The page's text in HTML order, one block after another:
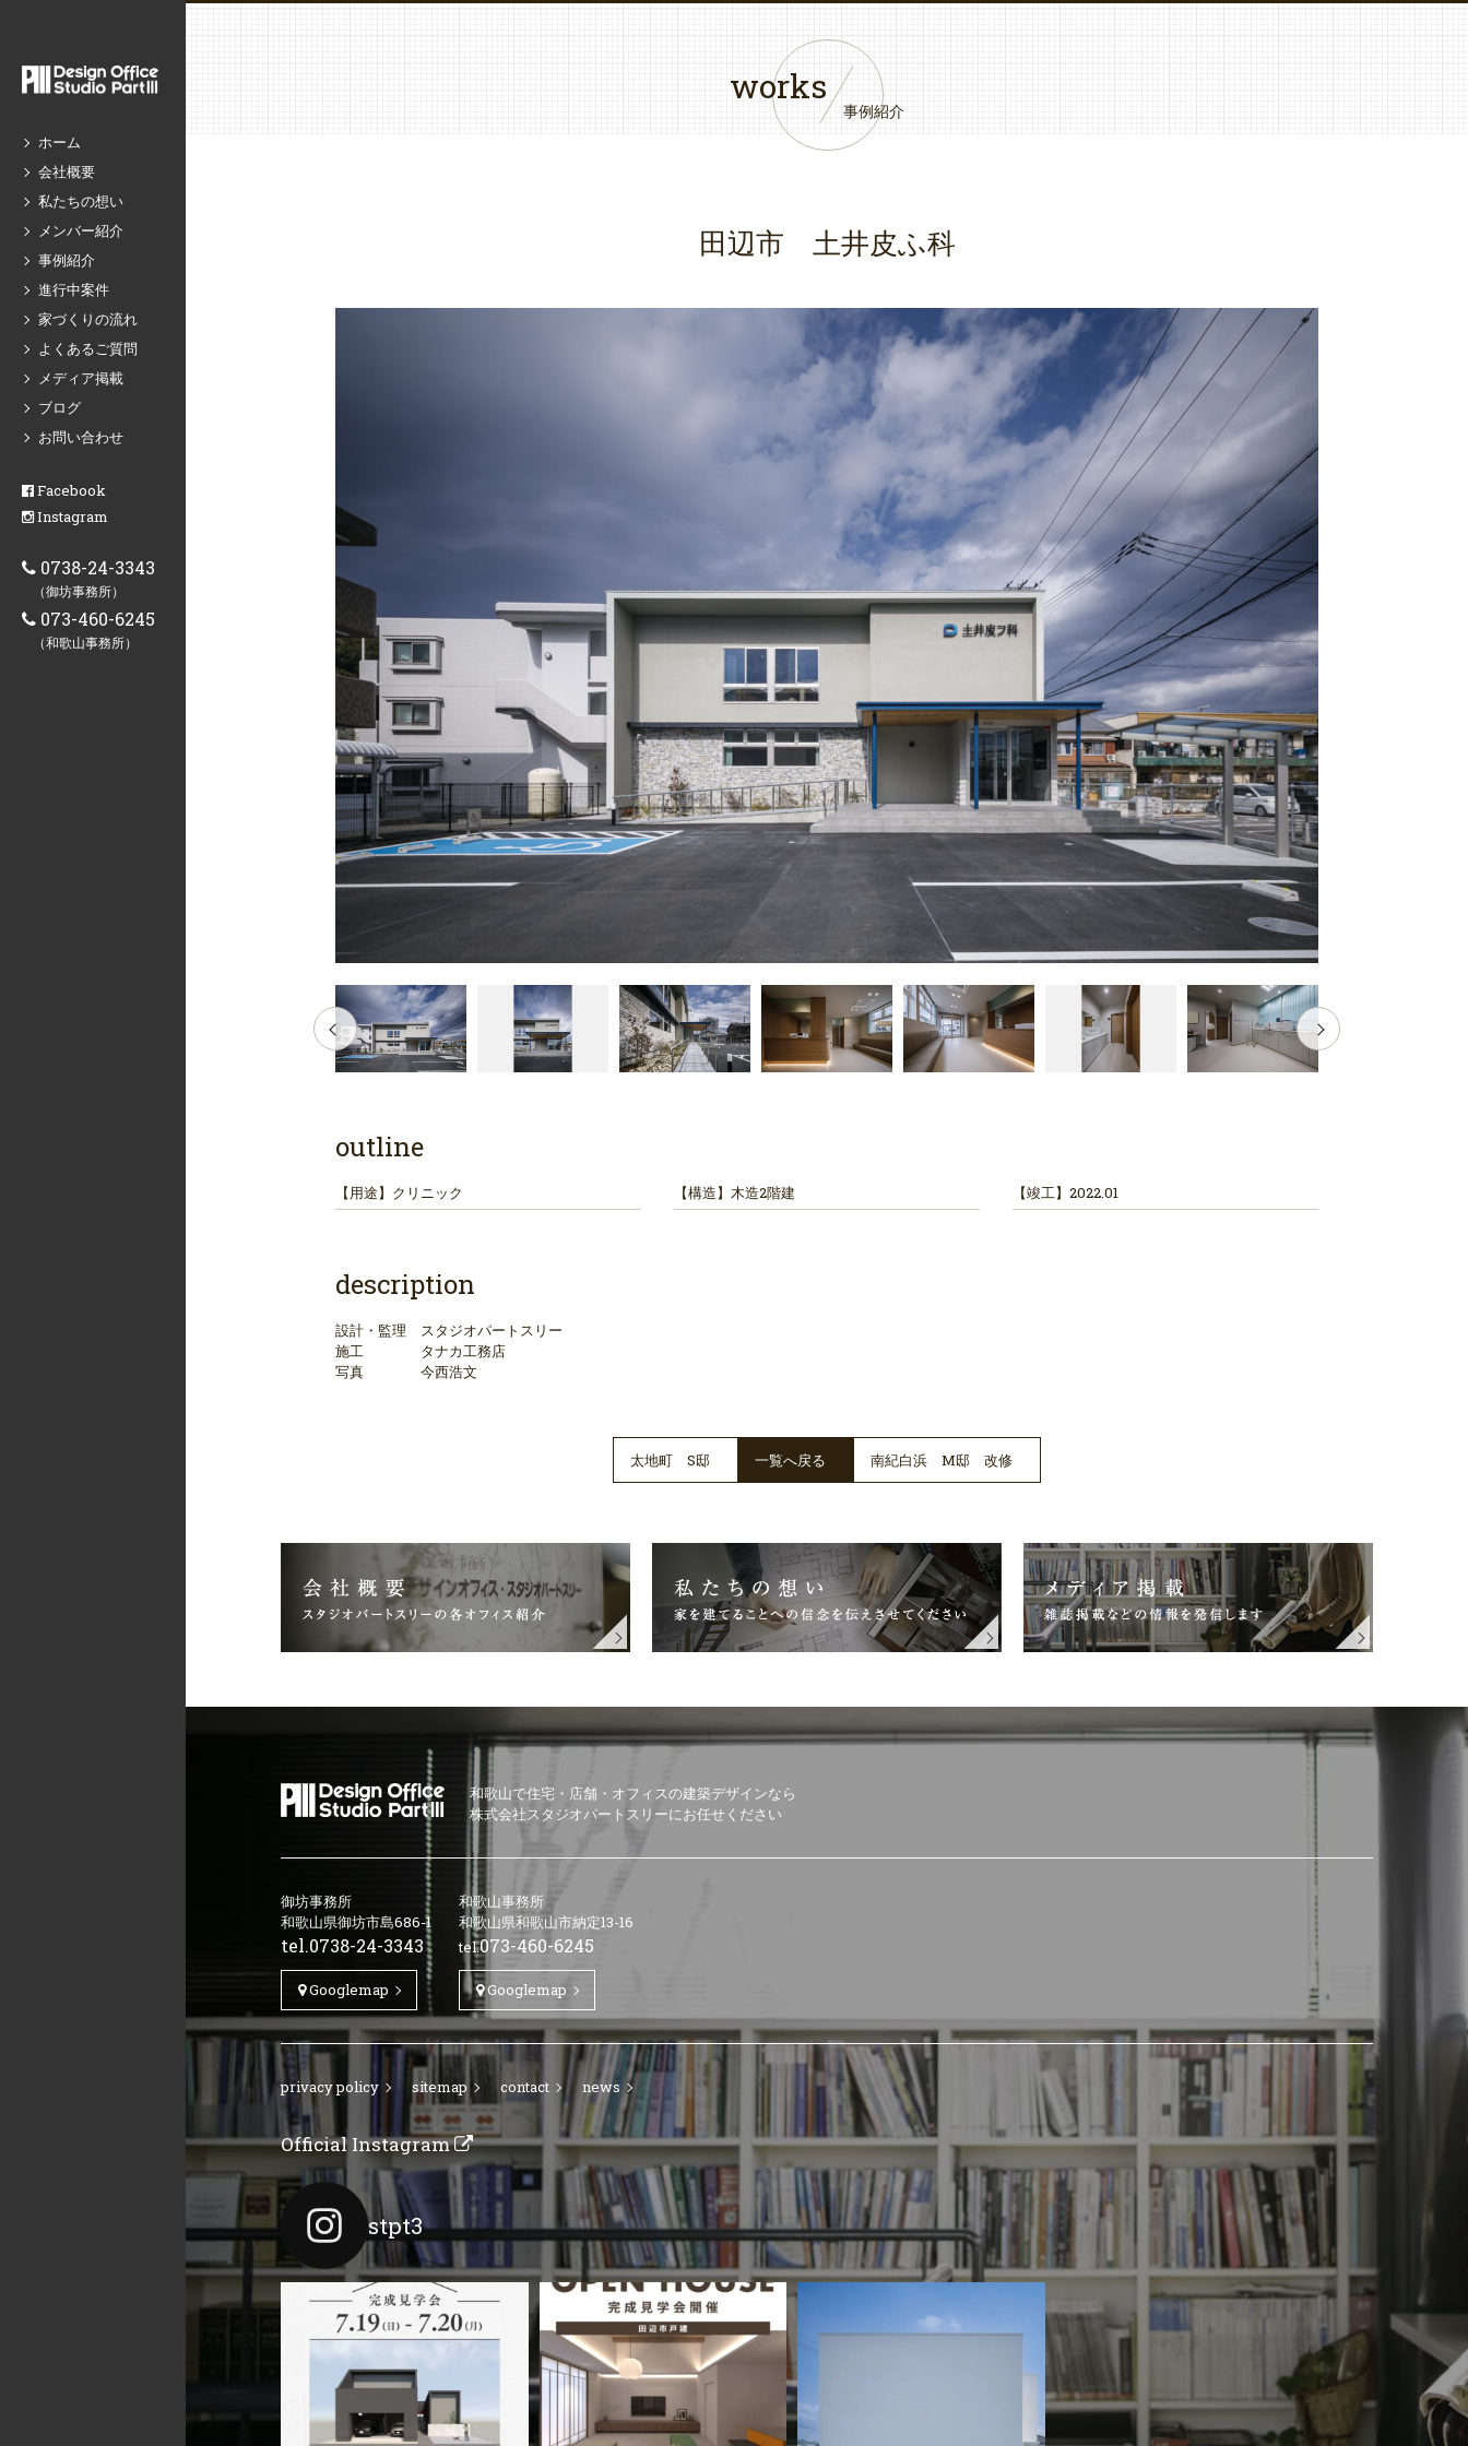
ホーム
会社概要
私たちの想い
メンバー紹介
事例紹介
進行中案件
家づくりの流れ
よくあるご質問
メディア掲載
ブログ
お問い合わせ
Facebook
Instagram
0738-24-3343
（御坊事務所）
073-460-6245
（和歌山事務所）
事例紹介
works
田辺市 土井皮ふ科
outline
【用途】 クリニック 【構造】 木造2階建 【竣工】 2022.01
description
設計・監理 スタジオパートスリー
施工 タナカ工務店
写真 今西浩文
太地町 S邸 一覧へ戻る 南紀白浜 M邸 改修
和歌山で住宅・店舗・オフィスの建築デザインなら
株式会社スタジオパートスリーにお任せください
御坊事務所
和歌山県御坊市島686-1
tel.0738-24-3343
Googlemap
和歌山事務所
和歌山県和歌山市納定13-16
tel.073-460-6245
Googlemap
privacy policy sitemap contact news
Official Instagram
stpt3